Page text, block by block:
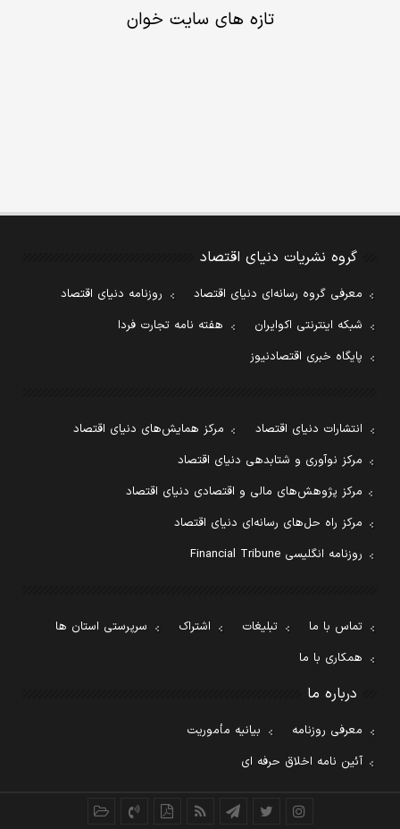
تازه های سایت خوان
گروه نشریات دنیای اقتصاد
معرفی گروه رسانه‌ای دنیای اقتصاد
روزنامه دنیای اقتصاد
شبکه اینترنتی اکوایران
هفته نامه تجارت فردا
پایگاه خبری اقتصادنیوز
انتشارات دنیای اقتصاد
مرکز همایش‌های دنیای اقتصاد
مرکز نوآوری و شتابدهی دنیای اقتصاد
مرکز پژوهش‌های مالی و اقتصادی دنیای اقتصاد
مرکز راه حل‌های رسانه‌ای دنیای اقتصاد
روزنامه انگلیسی Financial Tribune
تماس با ما تبلیغات اشتراک
سرپرستی استان ها
همکاری با ما
درباره ما
معرفی روزنامه
بیانیه مأموریت
آئین نامه اخلاق حرفه ای